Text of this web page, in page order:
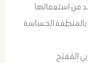
من استعمالها
بالمنطقة الحساسة
المُفتح